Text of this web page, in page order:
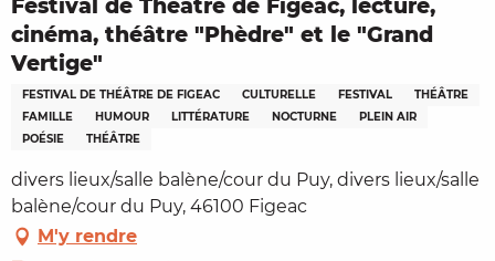
Festival de Théâtre de Figeac, lecture,
cinéma, théâtre "Phèdre" et le "Grand
Vertige"
FESTIVAL DE THÉÂTRE DE FIGEAC CULTURELLE FESTIVAL
THÉÂTRE
FAMILLE
HUMOUR LITTÉRATURE NOCTURNE
PLEIN AIR
POÉSIE
THÉÂTRE
divers lieux/salle balène/cour du Puy, divers lieux/salle
balène/cour du Puy, 46100 Figeac
M'y rendre